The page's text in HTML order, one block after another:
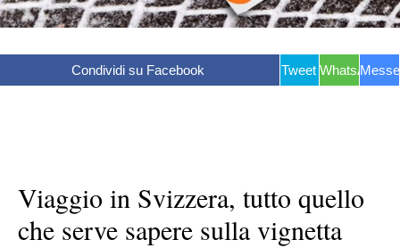
Condividi su Facebook Tweet WhatsApp
Viaggio in Svizzera, tutto quello
che serve sapere sulla vignetta